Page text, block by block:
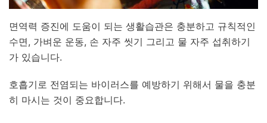
면역력 증진에 도움이 되는 생활습관은 충분하고 규칙적인
수면, 가벼운 운동, 손 자주 씻기 그리고 물 자주 섭취하기
가 있습니다.
호흡기로 전염되는 바이러스를 예방하기 위해서 물을 충분
히 마시는 것이 중요합니다.